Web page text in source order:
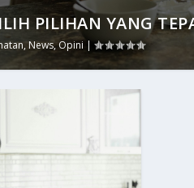
PILIHAN YANG
,News,Opini |